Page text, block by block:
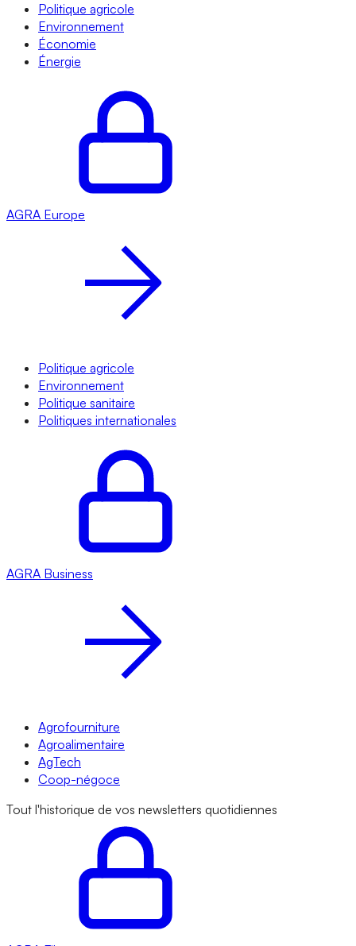
Politique agricole
Environnement
Économie
Énergie
AGRA Europe
Politique agricole
Environnement
Politique sanitaire
Politiques internationales
AGRA Business
Agrofourniture
Agroalimentaire
AgTech
Coop-négoce
Tout l'historique de vos newsletters quotidiennes